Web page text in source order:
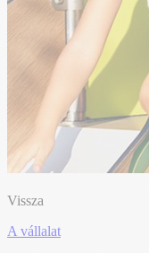
Vissza
A vállalat